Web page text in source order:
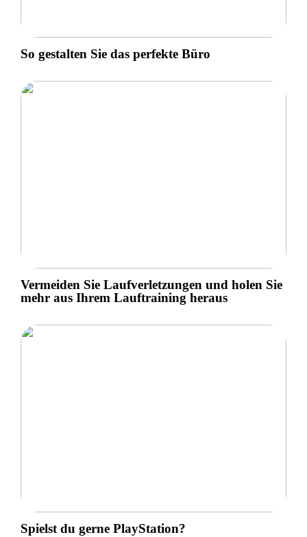
So gestalten Sie das perfekte Büro
Vermeiden Sie Laufverletzungen und holen Sie
mehr aus Ihrem Lauftraining heraus
Spielst du gerne PlayStation?